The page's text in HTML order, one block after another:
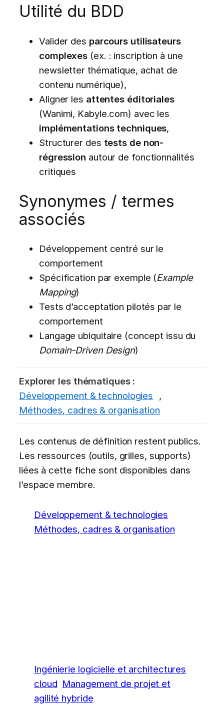
Utilité du BDD
Valider des parcours utilisateurs
complexes (ex. : inscription à une
newsletter thématique, achat de
contenu numérique),
Aligner les attentes éditoriales
(Wanimi, Kabyle.com) avec les
implémentations techniques,
Structurer des tests de non-
régression autour de fonctionnalités
critiques
Synonymes / termes
associés
Développement centré sur le
comportement
Spécification par exemple (Example
Mapping)
Tests d’acceptation pilotés par le
comportement
Langage ubiquitaire (concept issu du
Domain-Driven Design)
Explorer les thématiques :
Développement & technologies
,
Méthodes, cadres & organisation
Les contenus de définition restent publics.
Les ressources (outils, grilles, supports)
liées à cette fiche sont disponibles dans
l’espace membre.
Développement & technologies
Méthodes, cadres & organisation
Ingénierie logicielle et architectures
cloud Management de projet et
agilité hybride